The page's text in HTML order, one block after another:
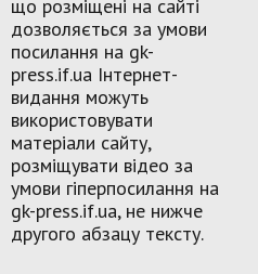
що розміщені на сайті
дозволяється за умови
посилання на gk-
press.if.ua Інтернет-
видання можуть
використовувати
матеріали сайту,
розміщувати відео за
умови гіперпосилання на
gk-press.if.ua, не нижче
другого абзацу тексту.